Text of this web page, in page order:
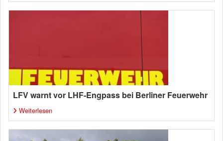
LFV warnt vor LHF-Engpass bei Berliner Feuerwehr
Weiterlesen